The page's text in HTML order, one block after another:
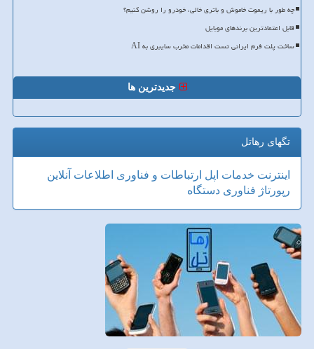
چه طور با ریموت خاموش و باتری خالی، خودرو را روشن کنیم؟
قابل اعتمادترین برندهای موبایل
ساخت پلت فرم ایرانی تست اقدامات مخرب سایبری به AI
جدیدترین ها
تگهای رهاتل
اینترنت خدمات اپل ارتباطات و فناوری اطلاعات آنلاین
رپورتاژ فناوری دستگاه